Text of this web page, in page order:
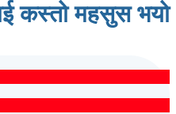
कस्तो महसुस भयो